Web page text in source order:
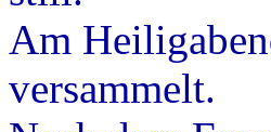
Am
versammelt.